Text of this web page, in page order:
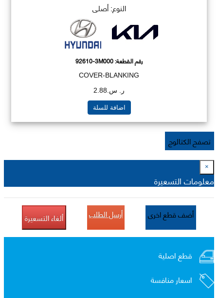
النوع: أصلي
رقم القطعة:92610-3M000
COVER-BLANKING
ر. س.2.88
اضافة للسلة
تصفح الكتالوج
×
معلومات التسعيرة
أضف قطع اخرى أرسل الطلب ألغاء التسعيرة
قطع اصلية
اسعار منافسة